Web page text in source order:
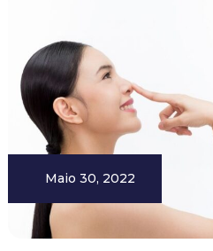
Maio 30, 2022